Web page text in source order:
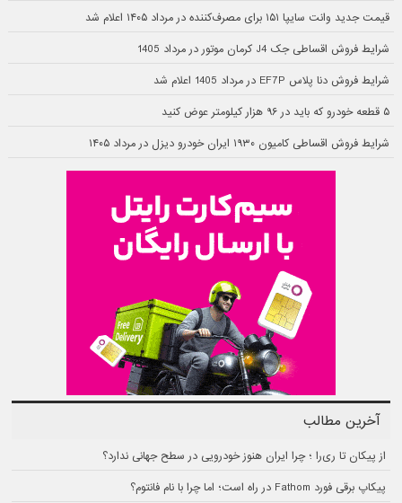
قیمت جدید وانت سایپا ۱۵۱ برای مصرف‌کننده در مرداد ۱۴۰۵ اعلام شد
شرایط فروش اقساطی جک J4 کرمان موتور در مرداد 1405
شرایط فروش دنا پلاس EF7P در مرداد 1405 اعلام شد
۵ قطعه خودرو که باید در ۹۶ هزار کیلومتر عوض کنید
شرایط فروش اقساطی کامیون ۱۹۳۰ ایران خودرو دیزل در مرداد ۱۴۰۵
آخرین مطالب
از پیکان تا ری‌را ؛ چرا ایران هنوز خودرویی در سطح جهانی ندارد؟
پیکاپ برقی فورد Fathom در راه است؛ اما چرا با نام فانتوم؟